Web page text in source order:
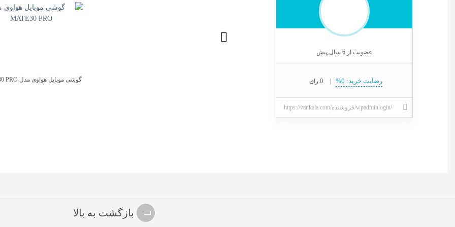
عضویت از 6 سال پیش
رضایت خرید: 0% | 0 رای
https://vankala.com/فروشنده/wpadminlogin/
گوشی موبایل هواوی مدل MATE30 PRO
بازگشت به بالا